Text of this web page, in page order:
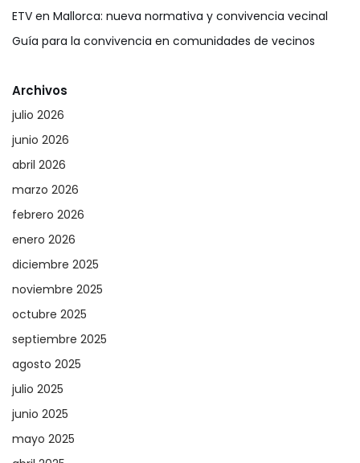
ETV en Mallorca: nueva normativa y convivencia vecinal
Guía para la convivencia en comunidades de vecinos
Archivos
julio 2026
junio 2026
abril 2026
marzo 2026
febrero 2026
enero 2026
diciembre 2025
noviembre 2025
octubre 2025
septiembre 2025
agosto 2025
julio 2025
junio 2025
mayo 2025